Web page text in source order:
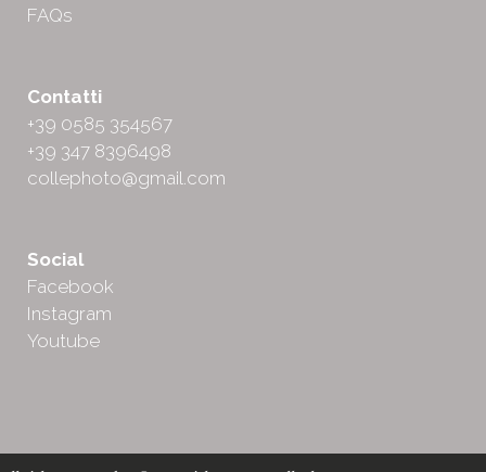
FAQs
Contatti
+39 0585 354567
+39 347 8396498
collephoto@gmail.com
Social
Facebook
Instagram
Youtube